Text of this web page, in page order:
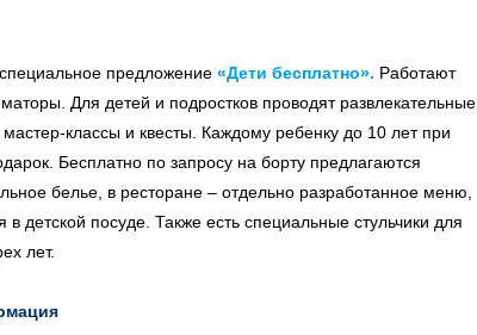
предложение «Дети бесплатно». Работают
Для детей и подростков проводят развлекательные
классы и квесты. Каждому ребенку до 10 лет при
Бесплатно по запросу на борту предлагаются
белье, в ресторане – отдельно разработанное меню,
детской посуде. Также есть специальные стульчики для
лет.